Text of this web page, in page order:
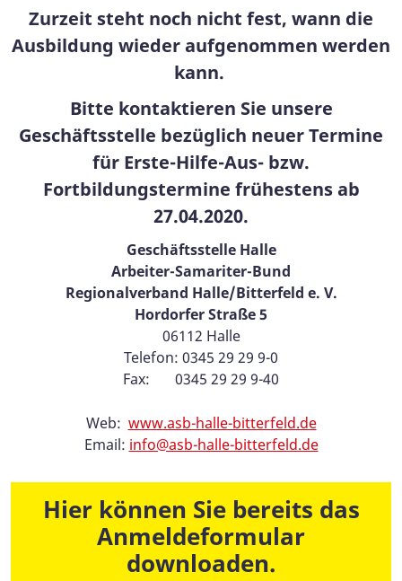
Zurzeit steht noch nicht fest, wann die
Ausbildung wieder aufgenommen werden
kann.
Bitte kontaktieren Sie unsere
Geschäftsstelle bezüglich neuer Termine
für Erste-Hilfe-Aus- bzw.
Fortbildungstermine frühestens ab
27.04.2020.
Geschäftsstelle Halle
Arbeiter-Samariter-Bund
Regionalverband Halle/Bitterfeld e. V.
Hordorfer Straße 5
06112 Halle
Telefon: 0345 29 29 9-0
Fax: 0345 29 29 9-40
Web: www.asb-halle-bitterfeld.de
Email: info@asb-halle-bitterfeld.de
Hier können Sie bereits das
Anmeldeformular
downloaden.